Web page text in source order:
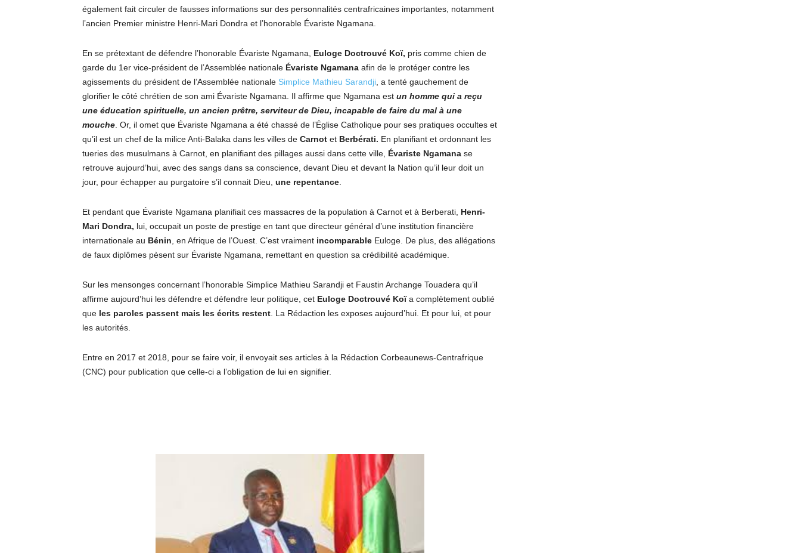
également fait circuler de fausses informations sur des personnalités centrafricaines importantes, notamment
l’ancien Premier ministre Henri-Mari Dondra et l’honorable Évariste Ngamana.
En se prétextant de défendre l’honorable Évariste Ngamana, Euloge Doctrouvé Koï, pris comme chien de
garde du 1er vice-président de l’Assemblée nationale Évariste Ngamana afin de le protéger contre les
agissements du président de l’Assemblée nationale Simplice Mathieu Sarandji , a tenté gauchement de
glorifier le côté chrétien de son ami Évariste Ngamana. Il affirme que Ngamana est un homme qui a reçu
une éducation spirituelle, un ancien prêtre, serviteur de Dieu, incapable de faire du mal à une
mouche . Or, il omet que Évariste Ngamana a été chassé de l’Église Catholique pour ses pratiques occultes et
qu’il est un chef de la milice Anti-Balaka dans les villes de Carnot et Berbérati. En planifiant et ordonnant les
tueries des musulmans à Carnot, en planifiant des pillages aussi dans cette ville, Évariste Ngamana se
retrouve aujourd’hui, avec des sangs dans sa conscience, devant Dieu et devant la Nation qu’il leur doit un
jour, pour échapper au purgatoire s’il connait Dieu, une repentance
Et pendant que Évariste Ngamana planifiait ces massacres de la population à Carnot et à Berberati, Henri-
Mari Dondra, lui, occupait un poste de prestige en tant que directeur général d’une institution financière
internationale au Bénin , en Afrique de l’Ouest. C’est vraiment incomparable Euloge. De plus, des allégations
de faux diplômes pèsent sur Évariste Ngamana, remettant en question sa crédibilité académique.
Sur les mensonges concernant l’honorable Simplice Mathieu Sarandji et Faustin Archange Touadera qu’il
affirme aujourd’hui les défendre et défendre leur politique, cet Euloge Doctrouvé Koïa complètement oublié
que les paroles passent mais les écrits restent . La Rédaction les exposes aujourd’hui. Et pour lui, et pour
les autorités.
Entre en 2017 et 2018, pour se faire voir, il envoyait ses articles à la Rédaction Corbeaunews-Centrafrique
(CNC) pour publication que celle-ci a l’obligation de lui en signifier.